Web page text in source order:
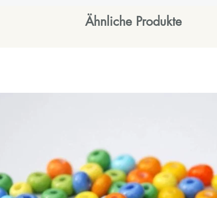
Ähnliche Produkte